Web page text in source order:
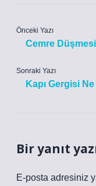
Önceki Yazı
Cemre
Sonraki Yazı
Kapı Gergisi
Bir yanıt
E-posta adresiniz